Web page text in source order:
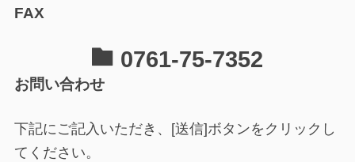
FAX
0761-75-7352
お問い合わせ
下記にご記入いただき、[送信]ボタンをクリックし
てください。